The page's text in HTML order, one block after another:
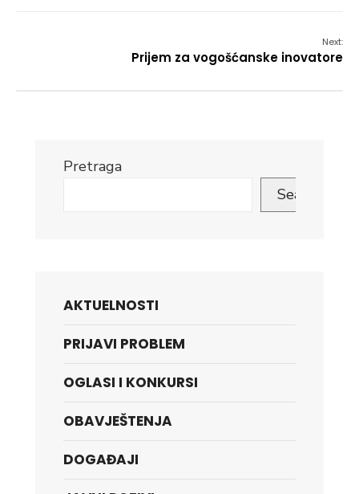
Next:
Prijem za vogošćanske inovatore
Pretraga
Search
AKTUELNOSTI
PRIJAVI PROBLEM
OGLASI I KONKURSI
OBAVJEŠTENJA
DOGAĐAJI